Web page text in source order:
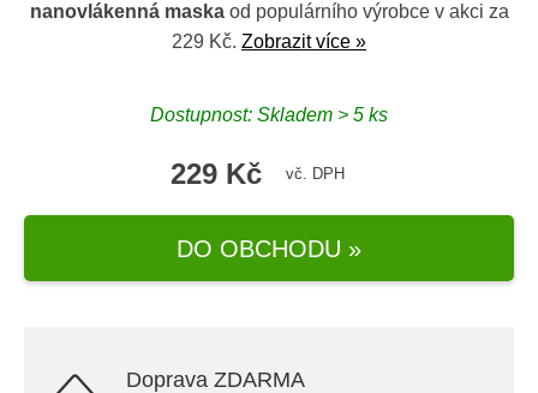
nanovlákenná maskaod populárního výrobce v akci za
229 Kč. Zobrazit více »
Dostupnost: Skladem > 5 ks
229 Kč vč. DPH
DO OBCHODU »
Doprava ZDARMA